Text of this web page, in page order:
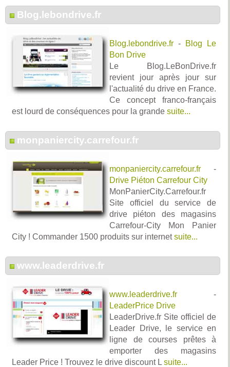
Blog.lebondrive.fr
Blog.lebondrive.fr -
Blog Le
Bon Drive
Le Blog.LeBonDrive.fr
revient jour après jour sur
l'actualité du drive en France.
Ce concept franco-français
est lourd de conséquences pour la grande suite...
monpaniercity.carrefour.fr
monpaniercity.carrefour.fr -
Drive Piéton Carrefour City
MonPanierCity.Carrefour.fr
Site officiel du service de
drive piéton des magasins
Carrefour-City Mon Panier
City ! Commander 1500 produits sur internetsuite...
www.leaderdrive.fr
www.leaderdrive.fr -
LeaderPrice Drive
LeaderDrive.fr Site officiel de
Leader Drive, le service en
ligne de courses prêtes à
emporter des magasins
Leader Price ! Trouvez le drive discount L suite...